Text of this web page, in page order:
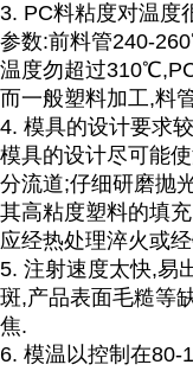
3. PC料粘度对温度
参数:前料管240-
温度勿超过
而一般塑料加工,料
4. 模具的设计要求
模具的设计尽可能
分流道;仔细研磨抛
其高粘度塑料的填
应经热处理淬火或
5. 注射速度太快,易
斑,产品表面毛糙等
焦.
6. 模温以控制在